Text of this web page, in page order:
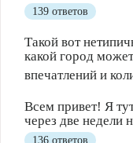
139 ответов
Такой вот
какой город
впечатлений и
Всем привет! Я
через две недели
136 ответов